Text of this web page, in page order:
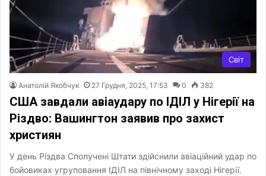
Світ
Анатолій Якобчук 27 Грудня, 2025, 17:53 0 382
США завдали авіаудару по ІДІЛ у Нігерії на
Різдво: Вашингтон заявив про захист
християн
У день Різдва Сполучені Штати здійснили авіаційний удар по
бойовиках угруповання ІДІЛ на північному заході Нігерії.